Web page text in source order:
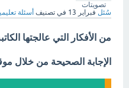
تصويتات
سُئل فبراير 13 في تصنيف أسئلة
من الأفكار التي عالجتها
الإجابة الصحيحة من خلال